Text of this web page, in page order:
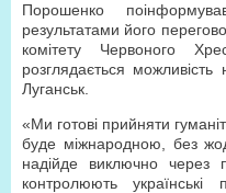
Порошенко
результатами його
комітету Червоного
розглядається можливість
Луганськ.
«Ми готові прийняти
буде міжнародною, без
надійде виключно через
контролюють